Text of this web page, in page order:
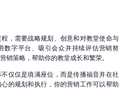
，需要战略规划、创意和对教堂使命与
数字平台、吸引会众并持续评估营销努
销策略，帮助你的教堂成长和繁荣。
仅仅是填满座位，而是传播福音并在社
的规划和执行，你的营销工作可以帮助